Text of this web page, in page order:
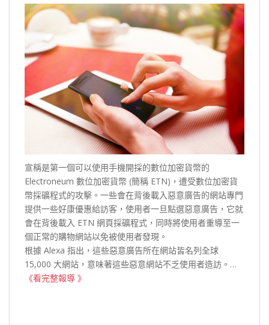
宣稱是第一個可以使用手機開採的數位加密貨幣的
Electroneum 數位加密貨幣 (簡稱 ETN)，遭受數位加密貨
幣採礦程式的攻擊。一些會在背後載入惡意廣告的網站專門
提供一些好康優惠給訪客，使用者一旦點選惡意廣告，它就
會在背後載入 ETN 網頁採礦程式，同時將使用者重導至一
個正常的購物網站以免被使用者發現。
根據 Alexa 指出，這些惡意廣告所在網站皆名列全球
15,000 大網站，意味著這些惡意網站不乏使用者造訪。…
《看完整報導 》